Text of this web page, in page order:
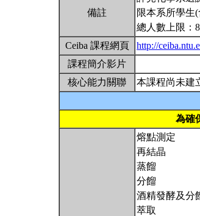
備註
限本系所學生
總人數上限：
Ceiba 課程網頁
http://
課程簡介影片
核心能力關聯
本課程尚未建
為確
熔點測定
再結晶
蒸餾
分餾
酒精發酵及分
萃取